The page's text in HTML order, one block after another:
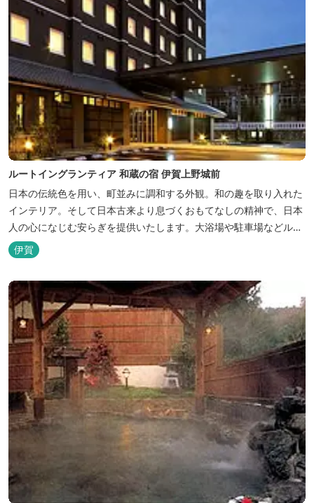
ルートイングランティア 和蔵の宿 伊賀上野城前
日本の伝統色を用い、町並みに調和する外観。和の趣を取り入れた
インテリア。そして日本古来より息づくおもてなしの精神で、日本
人の心になじむ安らぎを提供いたします。大浴場や駐車場などルー
トインホテルズの機能性や利便性はそのままに、穏やかな和のニュ
アンスを湛えた空間は、ビジネスにも観光にも、幅広くお役立てい
ただけるホテルです。
伊賀